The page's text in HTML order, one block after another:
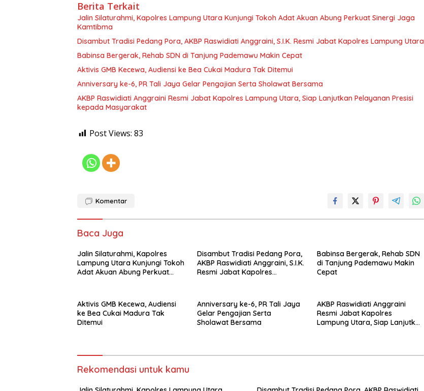
Berita Terkait
Jalin Silaturahmi, Kapolres Lampung Utara Kunjungi Tokoh Adat Akuan Abung Perkuat Sinergi Jaga
Kamtibma
Disambut Tradisi Pedang Pora, AKBP Raswidiati Anggraini, S.I.K. Resmi Jabat Kapolres Lampung Utara
Babinsa Bergerak, Rehab SDN di Tanjung Pademawu Makin Cepat
Aktivis GMB Kecewa, Audiensi ke Bea Cukai Madura Tak Ditemui
Anniversary ke-6, PR Tali Jaya Gelar Pengajian Serta Sholawat Bersama
AKBP Raswidiati Anggraini Resmi Jabat Kapolres Lampung Utara, Siap Lanjutkan Pelayanan Presisi
kepada Masyarakat
Post Views: 83
Komentar
Baca Juga
Jalin Silaturahmi, Kapolres
Lampung Utara Kunjungi Tokoh
Adat Akuan Abung Perkuat
Disambut Tradisi Pedang Pora,
AKBP Raswidiati Anggraini, S.I.K.
Resmi Jabat Kapolres
Babinsa Bergerak, Rehab SDN
di Tanjung Pademawu Makin
Cepat
Aktivis GMB Kecewa, Audiensi
ke Bea Cukai Madura Tak
Ditemui
Anniversary ke-6, PR Tali Jaya
Gelar Pengajian Serta
Sholawat Bersama
AKBP Raswidiati Anggraini
Resmi Jabat Kapolres
Lampung Utara, Siap Lanjutkan
Rekomendasi untuk kamu